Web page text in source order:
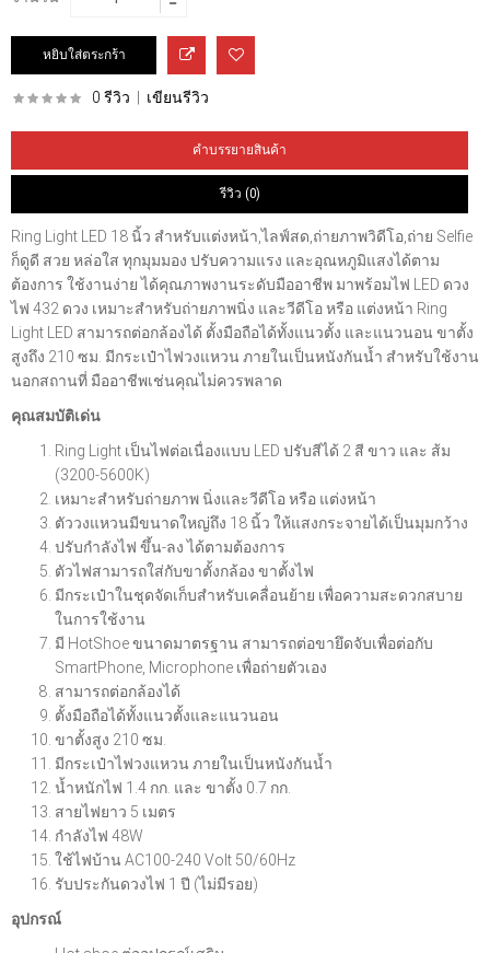
0 รีวิว เขียนรีวิว
คำบรรยายสินค้า
รีวิว (0)
Ring Light LED 18 นิ้ว สำหรับแต่งหน้า,ไลฟ์สด,ถ่ายภาพวิดีโอ,ถ่าย Selfie
ก็ดูดี สวย หล่อใส ทุกมุมมอง ปรับความแรง และอุณหภูมิแสงได้ตาม
ต้องการ ใช้งานง่าย ได้คุณภาพงานระดับมืออาชีพ มาพร้อมไฟ LED ดวง
ไฟ 432 ดวง เหมาะสำหรับถ่ายภาพนิ่ง และวีดีโอ หรือ แต่งหน้า Ring
Light LED สามารถต่อกล้องได้ ตั้งมือถือได้ทั้งแนวตั้ง และแนวนอน ขาตั้ง
สูงถึง 210 ซม. มีกระเป๋าไฟวงแหวน ภายในเป็นหนังกันน้ำ สำหรับใช้งาน
นอกสถานที่ มืออาชีพเช่นคุณไม่ควรพลาด
คุณสมบัติเด่น
Ring Light เป็นไฟต่อเนื่องแบบ LED ปรับสีได้ 2 สี ขาว และ ส้ม
(3200-5600K)
เหมาะสำหรับถ่ายภาพ นิ่งและวีดีโอ หรือ แต่งหน้า
ตัววงแหวนมีขนาดใหญ่ถึง 18 นิ้ว ให้แสงกระจายได้เป็นมุมกว้าง
ปรับกำลังไฟ ขึ้น-ลง ได้ตามต้องการ
ตัวไฟสามารถใส่กับขาตั้งกล้อง ขาตั้งไฟ
มีกระเป๋าในชุดจัดเก็บสำหรับเคลื่อนย้าย เพื่อความสะดวกสบาย
ในการใช้งาน
มี HotShoe ขนาดมาตรฐาน สามารถต่อขายึดจับเพื่อต่อกับ
SmartPhone, Microphone เพื่อถ่ายตัวเอง
สามารถต่อกล้องได้
ตั้งมือถือได้ทั้งแนวตั้งและแนวนอน
ขาตั้งสูง 210 ซม.
มีกระเป๋าไฟวงแหวน ภายในเป็นหนังกันน้ำ
น้ำหนักไฟ 1.4 กก. และ ขาตั้ง 0.7 กก.
สายไฟยาว 5 เมตร
กำลังไฟ 48W
ใช้ไฟบ้าน AC100-240 Volt 50/60Hz
รับประกันดวงไฟ 1 ปี (ไม่มีรอย)
อุปกรณ์